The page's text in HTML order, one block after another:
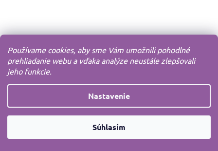
Používame cookies, aby sme Vám umožnili pohodlné
prehliadanie webu a vďaka analýze neustále zlepšovali
jeho funkcie.
Nastavenie
Súhlasím